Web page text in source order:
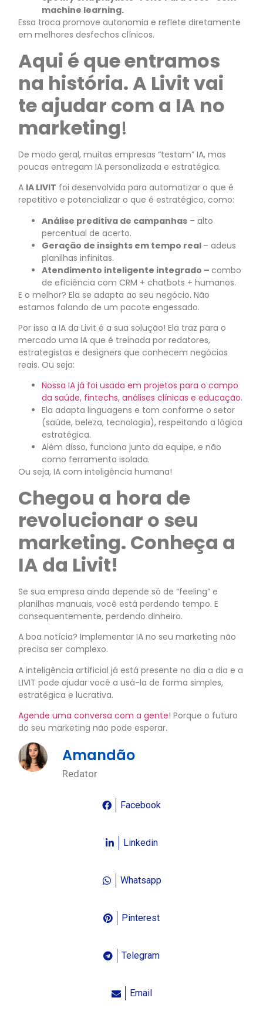
machine learning.
Essa troca promove autonomia e reflete diretamente
em melhores desfechos clínicos.
Aqui é que entramos
na história. A Livit vai
te ajudar com a IA no
marketing!
De modo geral, muitas empresas “testam” IA, mas
poucas entregam IA personalizada e estratégica.
A IA LIVIT foi desenvolvida para automatizar o que é
repetitivo e potencializar o que é estratégico, como:
Análise preditiva de campanhas – alto
percentual de acerto.
Geração de insights em tempo real – adeus
planilhas infinitas.
Atendimento inteligente integrado –combo
de eficiência com CRM + chatbots + humanos.
E o melhor? Ela se adapta ao seu negócio. Não
estamos falando de um pacote engessado.
Por isso a IA da Livit é a sua solução! Ela traz para o
mercado uma IA que é treinada por redatores,
estrategistas e designers que conhecem negócios
reais. Ou seja:
Nossa IA já foi usada em projetos para o campo
da saúde, fintechs, análises clínicas e educação.
Ela adapta linguagens e tom conforme o setor
(saúde, beleza, tecnologia), respeitando a lógica
estratégica.
Além disso, funciona junto da equipe, e não
como ferramenta isolada.
Ou seja, IA com inteligência humana!
Chegou a hora de
revolucionar o seu
marketing. Conheça a
IA da Livit!
Se sua empresa ainda depende só de “feeling” e
planilhas manuais, você está perdendo tempo. E
consequentemente, perdendo dinheiro.
A boa notícia? Implementar IA no seu marketing não
precisa ser complexo.
A inteligência artificial já está presente no dia a dia e a
LIVIT pode ajudar você a usá-la de forma simples,
estratégica e lucrativa.
Agende uma conversa com a gente! Porque o futuro
do seu marketing não pode esperar.
Amandão
Redator
Facebook
Linkedin
Whatsapp
Pinterest
Telegram
Email